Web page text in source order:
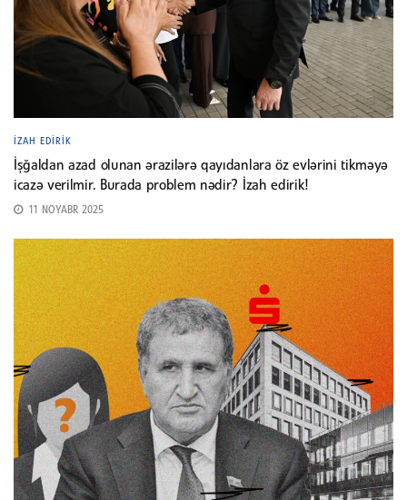
İZAH EDIRIK
İşğaldan azad olunan ərazilərə qayıdanlara öz evlərini tikməyə
icazə verilmir. Burada problem nədir? İzah edirik!
11 NOYABR 2025